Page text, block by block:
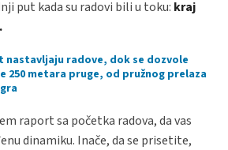
put kada su radovi bili u toku: kraj
nastavljaju radove, dok se dozvole
250 metara pruge, od pružnog prelaza
raport sa početka radova, da vas
dinamiku. Inače, da se prisetite,